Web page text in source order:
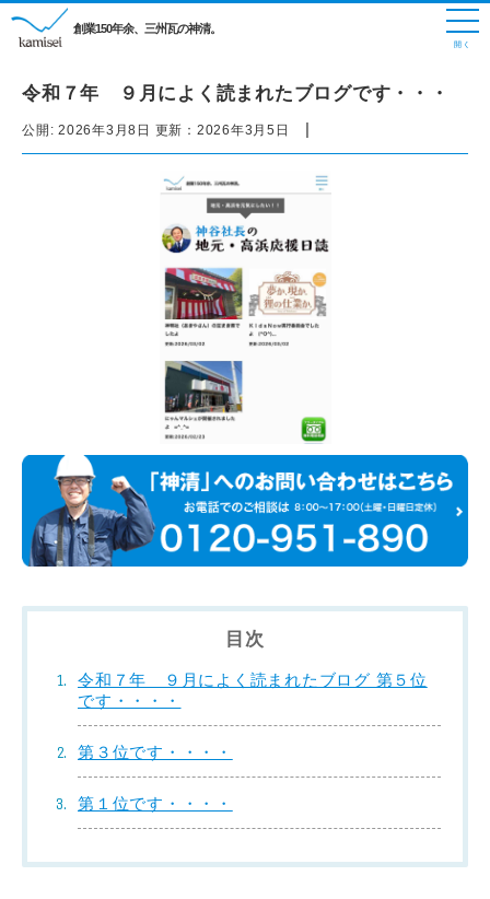
創業150年余、三州瓦の神清。
令和７年 ９月によく読まれたブログです・・・
公開: 2026年3月8日 更新： 2026年3月5日 |
目次
令和７年 ９月によく読まれたブログ 第５位
です・・・・
第３位です・・・・
第１位です・・・・